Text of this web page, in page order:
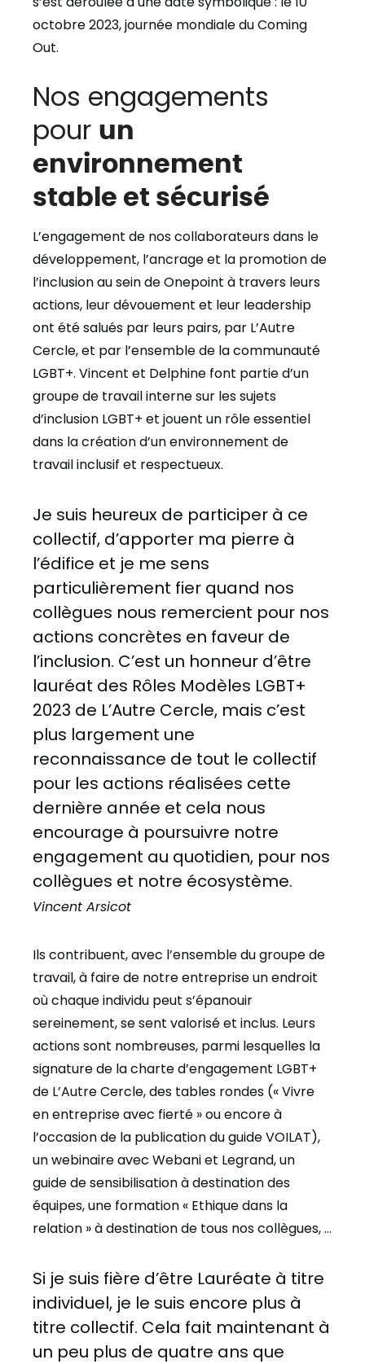
octobre 2023, journée mondiale du Coming
Out.
Nos engagements
pour un
environnement
stable et sécurisé
L’engagement de nos collaborateurs dans le
développement, l’ancrage et la promotion de
l’inclusion au sein de Onepoint à travers leurs
actions, leur dévouement et leur leadership
ont été salués par leurs pairs, par L’Autre
Cercle, et par l’ensemble de la communauté
LGBT+. Vincent et Delphine font partie d’un
groupe de travail interne sur les sujets
d’inclusion LGBT+ et jouent un rôle essentiel
dans la création d’un environnement de
travail inclusif et respectueux.
Je suis heureux de participer à ce
collectif, d’apporter ma pierre à
l’édifice et je me sens
particulièrement fier quand nos
collègues nous remercient pour nos
actions concrètes en faveur de
l’inclusion. C’est un honneur d’être
lauréat des Rôles Modèles LGBT+
2023 de L’Autre Cercle, mais c’est
plus largement une
reconnaissance de tout le collectif
pour les actions réalisées cette
dernière année et cela nous
encourage à poursuivre notre
engagement au quotidien, pour nos
collègues et notre écosystème.
Vincent Arsicot
Ils contribuent, avec l’ensemble du groupe de
travail, à faire de notre entreprise un endroit
où chaque individu peut s’épanouir
sereinement, se sent valorisé et inclus. Leurs
actions sont nombreuses, parmi lesquelles la
signature de la charte d’engagement LGBT+
de L’Autre Cercle, des tables rondes (« Vivre
en entreprise avec fierté » ou encore à
l’occasion de la publication du guide VOILAT),
un webinaire avec Webani et Legrand, un
guide de sensibilisation à destination des
équipes, une formation « Ethique dans la
relation » à destination de tous nos collègues, …
Si je suis fière d’être Lauréate à titre
individuel, je le suis encore plus à
titre collectif. Cela fait maintenant à
un peu plus de quatre ans que